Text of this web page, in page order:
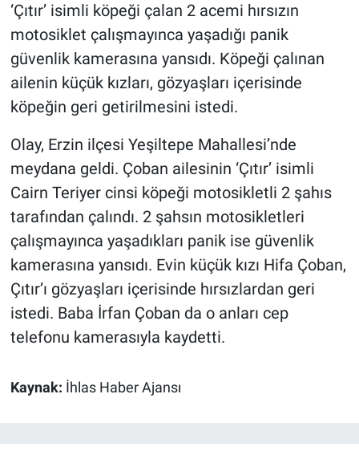
‘Çıtır’ isimli köpeği çalan 2 acemi hırsızın
motosiklet çalışmayınca yaşadığı panik
güvenlik kamerasına yansıdı. Köpeği çalınan
ailenin küçük kızları, gözyaşları içerisinde
köpeğin geri getirilmesini istedi.
Olay, Erzin ilçesi Yeşiltepe Mahallesi’nde
meydana geldi. Çoban ailesinin ‘Çıtır’ isimli
Cairn Teriyer cinsi köpeği motosikletli 2 şahıs
tarafından çalındı. 2 şahsın motosikletleri
çalışmayınca yaşadıkları panik ise güvenlik
kamerasına yansıdı. Evin küçük kızı Hifa Çoban,
Çıtır’ı gözyaşları içerisinde hırsızlardan geri
istedi. Baba İrfan Çoban da o anları cep
telefonu kamerasıyla kaydetti.
Kaynak: İhlas Haber Ajansı